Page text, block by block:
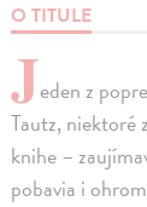
O TITULE
Jeden z
Tautz,
knihe –
pobavia i